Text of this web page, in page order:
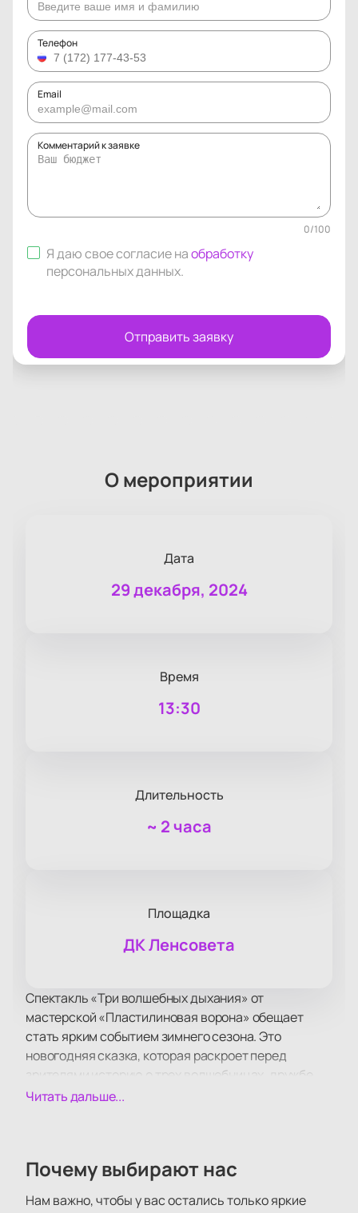
Телефон
Email
Комментарий к заявке
0/100
Я даю свое согласие наобработку
персональных данных.
Отправить заявку
О мероприятии
Дата
29 декабря, 2024
Время
13:30
Длительность
~ 2 часа
Площадка
ДК Ленсовета
Спектакль «Три волшебных дыхания» от
мастерской «Пластилиновая ворона» обещает
стать ярким событием зимнего сезона. Это
новогодняя сказка, которая раскроет перед
зрителями историю о трех волшебницах, дружбе,
чести и преданности. В центре сюжета — борьба
появление Деда Мороза, который расставит все по
Спектакль пройдет в ДК Ленсовета, одной из
Читать дальше...
Почему выбирают нас
Нам важно, чтобы у вас остались только яркие